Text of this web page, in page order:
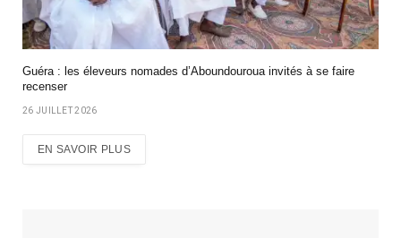
Guéra : les éleveurs nomades d’Aboundouroua invités à se faire
recenser
26 JUILLET 2026
EN SAVOIR PLUS